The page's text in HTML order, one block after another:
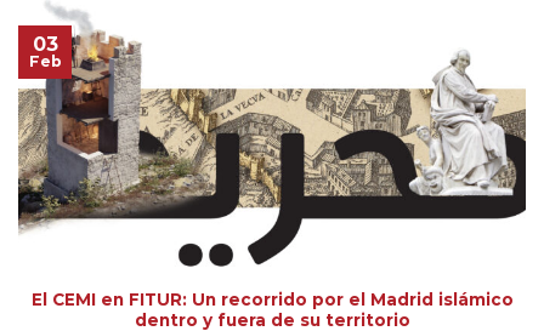
El CEMI en FITUR: Un recorrido por el Madrid islámico
dentro y fuera de su territorio
03
Feb